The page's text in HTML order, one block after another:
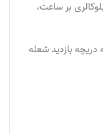
این دیگ، 1,250,000 کیلوکالری بر ساعت،
بازدید شعله